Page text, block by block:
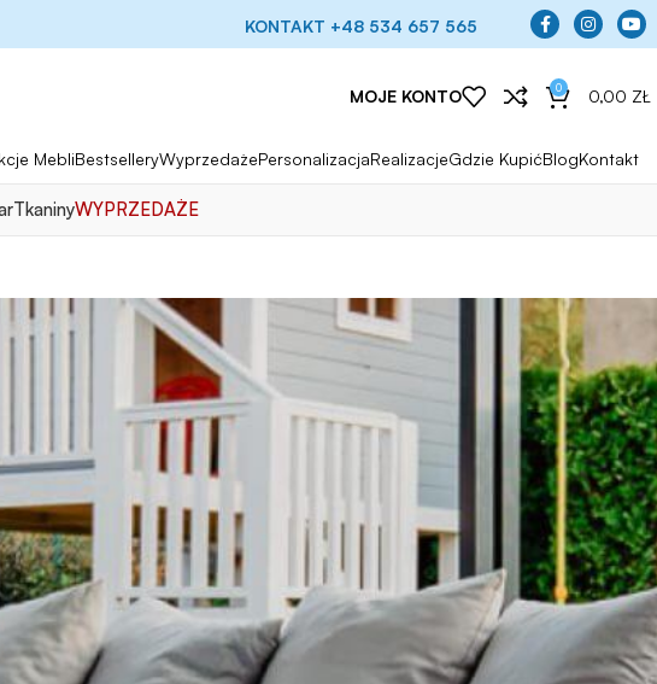
KONTAKT +48 534 657 565
MebliBestselleryWyprzedażePersonalizacjaRealizacjeGdzie KupićBlogKontakt
MOJE KONTO 0 0,00 ZŁ
TkaninyWYPRZEDAŻE